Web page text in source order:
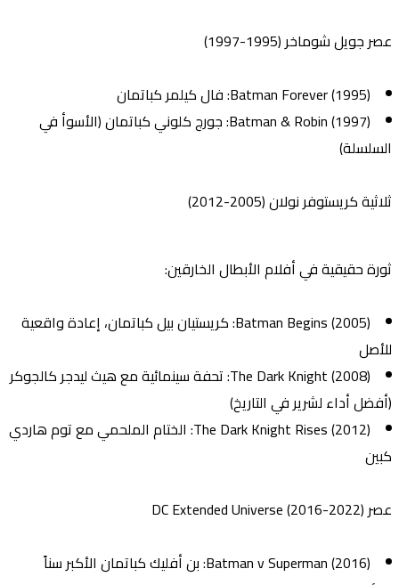
عصر جويل شوماخر (1995-1997)
Batman Forever (1995): فال كيلمر كباتمان
Batman & Robin (1997): جورج كلوني كباتمان (الأسوأ في
السلسلة)
ثلاثية كريستوفر نولان (2005-2012)
ثورة حقيقية في أفلام الأبطال الخارقين:
Batman Begins (2005): كريستيان بيل كباتمان، إعادة واقعية
للأصل
The Dark Knight (2008): تحفة سينمائية مع هيث ليدجر كالجوكر
(أفضل أداء لشرير في التاريخ)
The Dark Knight Rises (2012): الختام الملحمي مع توم هاردي
كبين
عصر DC Extended Universe (2016-2022)
Batman v Superman (2016): بن أفليك كباتمان الأكبر سناً